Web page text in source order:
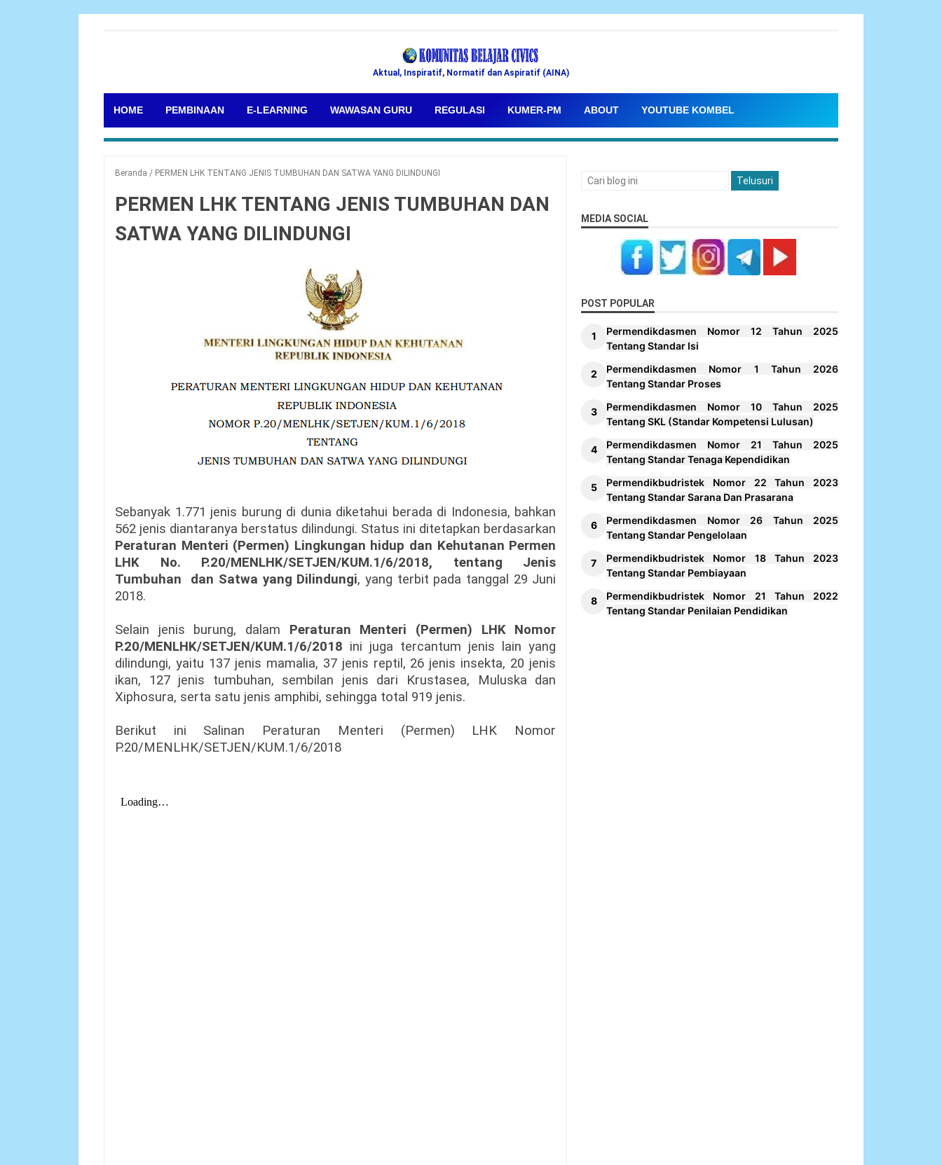
Aktual, Inspiratif, Normatif dan Aspiratif (AINA)
HOME PEMBINAAN E-LEARNING WAWASAN GURU REGULASI KUMER-PM ABOUT YOUTUBE KOMBEL
Beranda / PERMEN LHK TENTANG JENIS TUMBUHAN DAN SATWA YANG DILINDUNGI
PERMEN LHK TENTANG JENIS TUMBUHAN DAN
SATWA YANG DILINDUNGI
Sebanyak 1.771 jenis burung di dunia diketahui berada di Indonesia, bahkan
562 jenis diantaranya berstatus dilindungi. Status ini ditetapkan berdasarkan
Peraturan Menteri (Permen) Lingkungan hidup dan Kehutanan Permen
LHK No. P.20/MENLHK/SETJEN/KUM.1/6/2018, tentang Jenis
Tumbuhan
dan Satwa yang Dilindungi, yang terbit pada tanggal 29 Juni
2018.
Selain jenis burung, dalam Peraturan Menteri (Permen) LHK Nomor
P.20/MENLHK/SETJEN/KUM.1/6/2018 ini juga tercantum jenis lain yang
dilindungi, yaitu 137 jenis mamalia, 37 jenis reptil, 26 jenis insekta, 20 jenis
ikan, 127 jenis tumbuhan, sembilan jenis dari Krustasea, Muluska dan
Xiphosura, serta satu jenis amphibi, sehingga total 919 jenis.
Berikut ini Salinan Peraturan Menteri (Permen) LHK Nomor
P.20/MENLHK/SETJEN/KUM.1/6/2018
MEDIA SOCIAL
POST POPULAR
Permendikdasmen Nomor 12 Tahun 2025
Tentang Standar Isi
Permendikdasmen Nomor 1 Tahun 2026
Tentang Standar Proses
Permendikdasmen Nomor 10 Tahun 2025
Tentang SKL (Standar Kompetensi Lulusan)
Permendikdasmen Nomor 21 Tahun 2025
Tentang Standar Tenaga Kependidikan
Permendikbudristek Nomor 22 Tahun 2023
Tentang Standar Sarana Dan Prasarana
Permendikdasmen Nomor 26 Tahun 2025
Tentang Standar Pengelolaan
Permendikbudristek Nomor 18 Tahun 2023
Tentang Standar Pembiayaan
Permendikbudristek Nomor 21 Tahun 2022
Tentang Standar Penilaian Pendidikan